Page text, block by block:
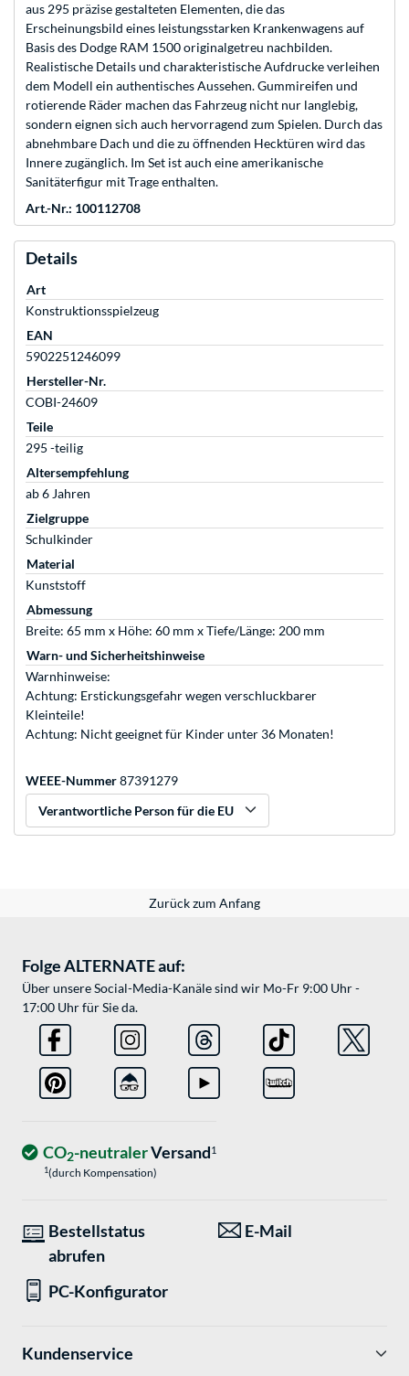
aus 295 präzise gestalteten Elementen, die das
Erscheinungsbild eines leistungsstarken Krankenwagens auf
Basis des Dodge RAM 1500 originalgetreu nachbilden.
Realistische Details und charakteristische Aufdrucke verleihen
dem Modell ein authentisches Aussehen. Gummireifen und
rotierende Räder machen das Fahrzeug nicht nur langlebig,
sondern eignen sich auch hervorragend zum Spielen. Durch das
abnehmbare Dach und die zu öffnenden Hecktüren wird das
Innere zugänglich. Im Set ist auch eine amerikanische
Sanitäterfigur mit Trage enthalten.
Art.-Nr.: 100112708
Details
Art
Konstruktionsspielzeug
EAN
5902251246099
Hersteller-Nr.
COBI-24609
Teile
295 -teilig
Altersempfehlung
ab 6 Jahren
Zielgruppe
Schulkinder
Material
Kunststoff
Abmessung
Breite: 65 mm x Höhe: 60 mm x Tiefe/Länge: 200 mm
Warn- und Sicherheitshinweise
Warnhinweise:
Achtung: Erstickungsgefahr wegen verschluckbarer
Kleinteile!
Achtung: Nicht geeignet für Kinder unter 36 Monaten!
WEEE-Nummer87391279
Verantwortliche Person für die EU
Zurück zum Anfang
Folge ALTERNATE auf:
Über unsere Social-Media-Kanäle sind wir Mo-Fr 9:00 Uhr -
17:00 Uhr für Sie da.
CO2-neutralerVersand1
1(durch Kompensation)
Bestellstatus
abrufen
E-Mail
PC-Konfigurator
Kundenservice